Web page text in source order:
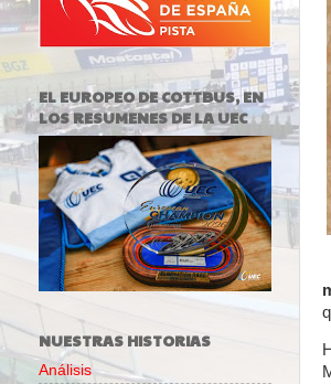
EL EUROPEO DE COTTBUS, EN
LOS RESUMENES DE LA UEC
NUESTRAS HISTORIAS
Análisis